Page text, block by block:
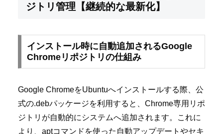
ジトリ管理【継続的な最新化】
インストール時に自動追加されるGoogle
Chromeリポジトリの仕組み
Google ChromeをUbuntuへインストールする際、公
式の.debパッケージを利用すると、Chrome専用リポ
ジトリが自動的にシステムへ追加されます。これに
より、aptコマンドを使った自動アップデートやセキ